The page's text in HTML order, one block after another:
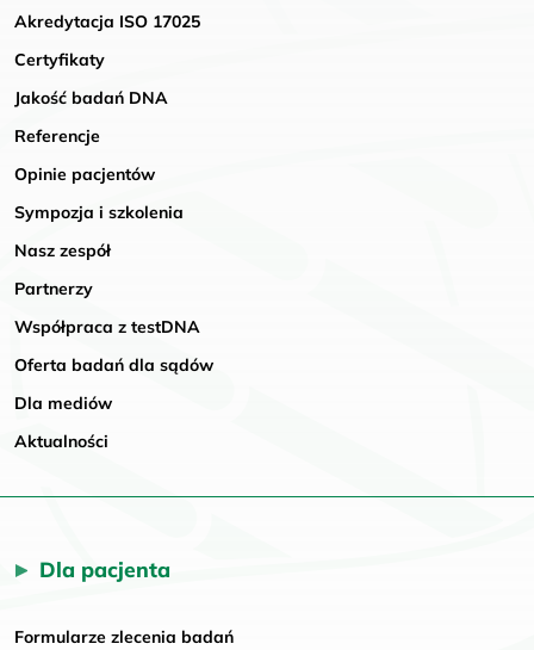
Akredytacja ISO 17025
Certyfikaty
Jakość badań DNA
Referencje
Opinie pacjentów
Sympozja i szkolenia
Nasz zespół
Partnerzy
Współpraca z testDNA
Oferta badań dla sądów
Dla mediów
Aktualności
Dla pacjenta
Formularze zlecenia badań